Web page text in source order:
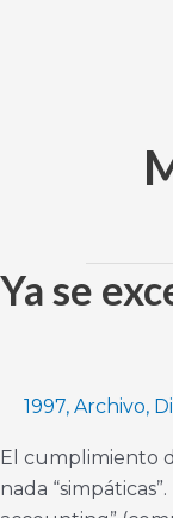
Ya se
1997, Archivo,
El cumplimiento
nada
Ya
se
millones
déficit